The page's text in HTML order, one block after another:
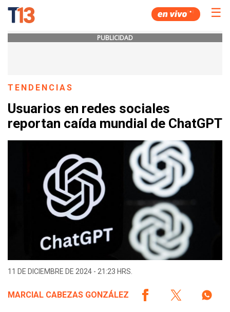
☰
PUBLICIDAD
TENDENCIAS
Usuarios en redes sociales
reportan caída mundial de ChatGPT
11 DE DICIEMBRE DE 2024 - 21:23 HRS.
MARCIAL CABEZAS GONZÁLEZ